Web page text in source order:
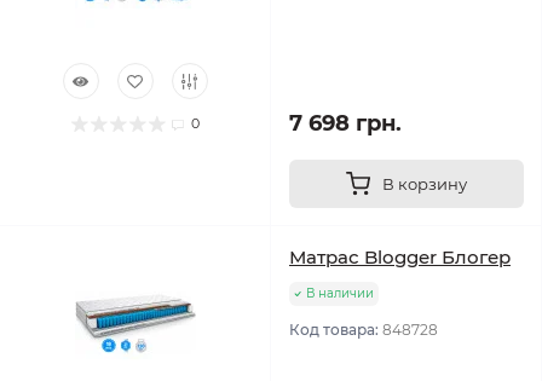
0 7 698 грн.
В корзину
Матрас Blogger Блогер
В наличии
Код товара: 848728